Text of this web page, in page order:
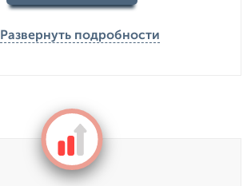
Развернуть подробности